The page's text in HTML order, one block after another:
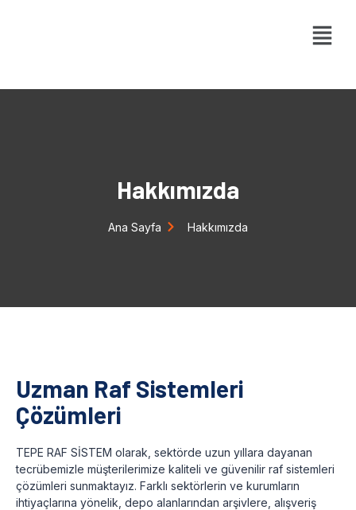
Hakkımızda
Ana Sayfa Hakkımızda
Uzman Raf Sistemleri
Çözümleri
TEPE RAF SİSTEM olarak, sektörde uzun yıllara dayanan
tecrübemizle müşterilerimize kaliteli ve güvenilir raf sistemleri
çözümleri sunmaktayız. Farklı sektörlerin ve kurumların
ihtiyaçlarına yönelik, depo alanlarından arşivlere, alışveriş